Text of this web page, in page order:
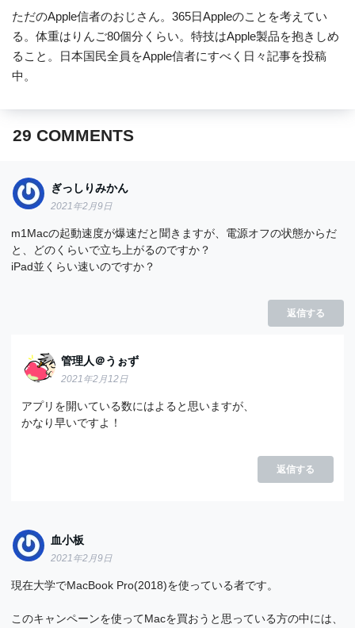
ただのApple信者のおじさん。365日Appleのことを考えてい
る。体重はりんご80個分くらい。特技はApple製品を抱きしめ
ること。日本国民全員をApple信者にすべく日々記事を投稿
中。
29 COMMENTS
ぎっしりみかん
2021年2月9日
m1Macの起動速度が爆速だと聞きますが、電源オフの状態からだ
と、どのくらいで立ち上がるのですか？
iPad並くらい速いのですか？
返信する
管理人＠うぉず
2021年2月12日
アプリを開いている数にはよると思いますが、
かなり早いですよ！
返信する
血小板
2021年2月9日
現在大学でMacBook Pro(2018)を使っている者です。
このキャンペーンを使ってMacを買おうと思っている方の中には、